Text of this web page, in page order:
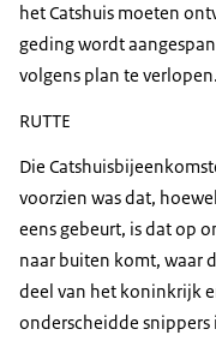
het Catshuis moeten
geding wordt
volgens plan te verlopen.
RUTTE
Die
voorzien was dat,
eens gebeurt, is dat op
naar buiten komt, waar
deel van het koninkrijk
onderscheidde